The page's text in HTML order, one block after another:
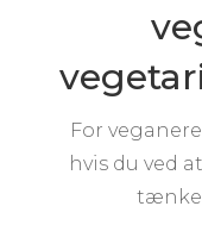
For
hvis du ved